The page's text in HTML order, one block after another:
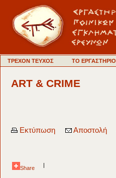
ΤΡΕΧΟΝ ΤΕΥΧΟΣ ΤΟ ΕΡΓΑΣΤΗΡΙΟ
ART & CRIME
Εκτύπωση Αποστολή
Share |